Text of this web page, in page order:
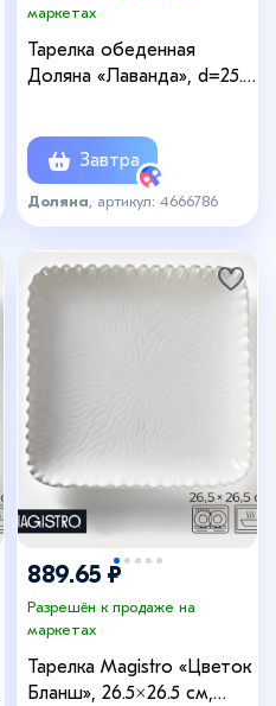
маркетах
Тарелка обеденная
Доляна «Лаванда», d=25.3
Завтра
Доляна , артикул: 4666786
889.65 ₽
Разрешён к продаже на
маркетах
Тарелка Magistro «Цветок
Бланш», 26.5×26.5 см,